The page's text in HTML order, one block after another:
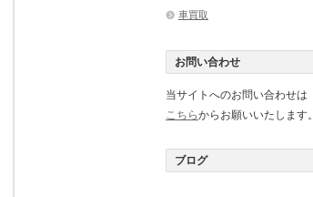
車買取
お問い合わせ
当サイトへのお問い合わせは
こちらからお願いいたします。
ブログ